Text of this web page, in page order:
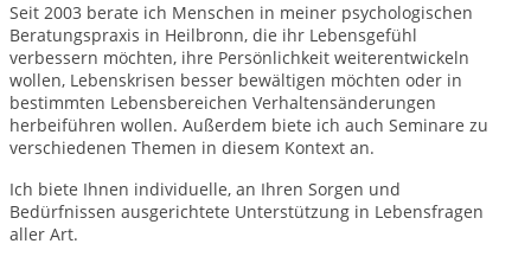
Seit 2003 berate ich Menschen in meiner psychologischen
Beratungspraxis in Heilbronn, die ihr Lebensgefühl
verbessern möchten, ihre Persönlichkeit weiterentwickeln
wollen, Lebenskrisen besser bewältigen möchten oder in
bestimmten Lebensbereichen Verhaltensänderungen
herbeiführen wollen. Außerdem biete ich auch Seminare zu
verschiedenen Themen in diesem Kontext an.
Ich biete Ihnen individuelle, an Ihren Sorgen und
Bedürfnissen ausgerichtete Unterstützung in Lebensfragen
aller Art.